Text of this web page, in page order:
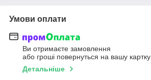
Умови оплати
Ви отримаєте замовлення
або гроші повернуться на вашу картку
Детальніше